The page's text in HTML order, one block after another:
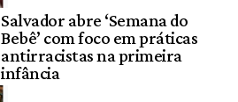
Salvador abre ‘Semana do
Bebê’ com foco em práticas
antirracistas na primeira
infância